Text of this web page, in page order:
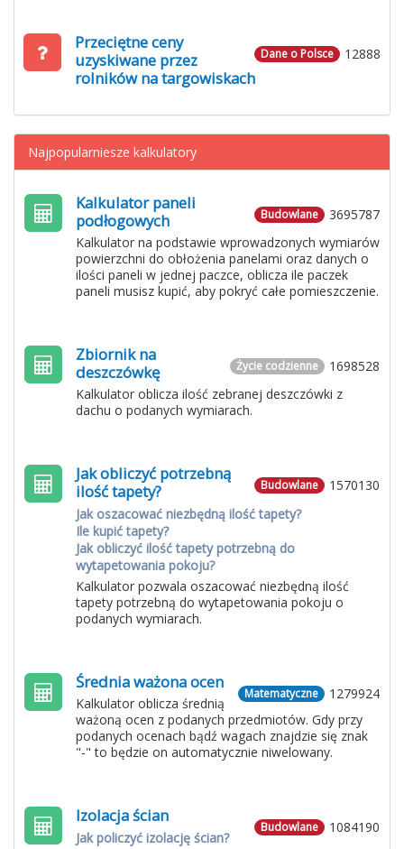
12888
Dane o Polsce
Przeciętne ceny
uzyskiwane przez
rolników na targowiskach
Najpopularniesze kalkulatory
3695787
Budowlane
Kalkulator paneli
podłogowych
Kalkulator na podstawie wprowadzonych wymiarów
powierzchni do obłożenia panelami oraz danych o
ilości paneli w jednej paczce, oblicza ile paczek
paneli musisz kupić, aby pokryć całe pomieszczenie.
1698528
Życie codzienne
Zbiornik na
deszczówkę
Kalkulator oblicza ilość zebranej deszczówki z
dachu o podanych wymiarach.
1570130
Budowlane
Jak obliczyć potrzebną
ilość tapety?
Jak oszacować niezbędną ilość tapety?
Ile kupić tapety?
Jak obliczyć ilość tapety potrzebną do
wytapetowania pokoju?
Kalkulator pozwala oszacować niezbędną ilość
tapety potrzebną do wytapetowania pokoju o
podanych wymiarach.
1279924
Matematyczne
Średnia ważona ocen
Kalkulator oblicza średnią
ważoną ocen z podanych przedmiotów. Gdy przy
podanych ocenach bądź wagach znajdzie się znak
"-" to będzie on automatycznie niwelowany.
1084190
Budowlane
Izolacja ścian
Jak policzyć izolację ścian?